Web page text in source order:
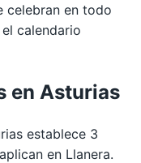
celebran en todo
calendario
en Asturias
establece 3
en Llanera.